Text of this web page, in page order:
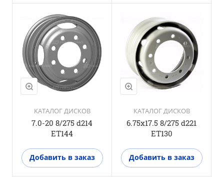
КАТАЛОГ ДИСКОВ
7.0-20 8/275 d214
ET144
Добавить в заказ
КАТАЛОГ ДИСКОВ
6.75x17.5 8/275 d221
ET130
Добавить в заказ